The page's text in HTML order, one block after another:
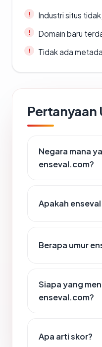
Industri situs
Domain baru
Tidak ada
Pertanyaan
Negara mana
enseval.com?
Apakah
Berapa umur
Siapa yang
enseval.com?
Apa arti skor?